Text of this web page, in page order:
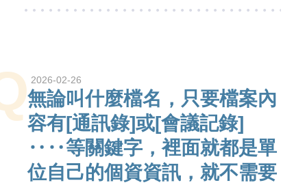
2026-02-26
無論叫什麼檔名，只要檔案內
容有[通訊錄]或[會議記錄]
‥‥等關鍵字，裡面就都是單
位自己的個資資訊，就不需要